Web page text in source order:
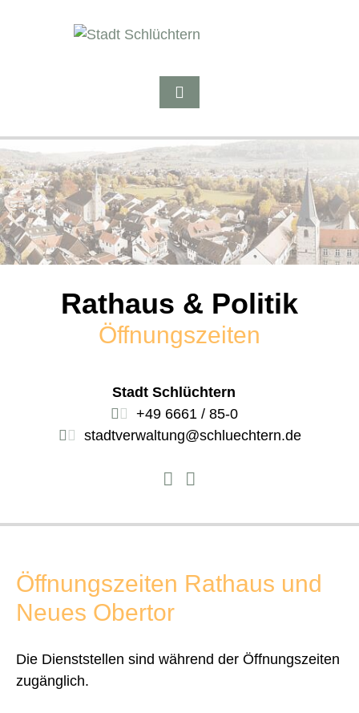
Rathaus & Politik
Öffnungszeiten
Stadt Schlüchtern
+49 6661 / 85-0
stadtverwaltung@schluechtern.de
Öffnungszeiten Rathaus und
Neues Obertor
Die Dienststellen sind während der Öffnungszeiten
zugänglich.